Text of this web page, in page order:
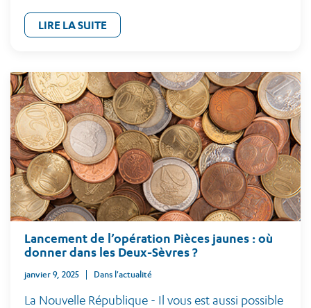
LIRE LA SUITE
Lancement de l’opération Pièces jaunes : où
donner dans les Deux-Sèvres ?
janvier 9, 2025 Dans l'actualité
La Nouvelle République - Il vous est aussi possible